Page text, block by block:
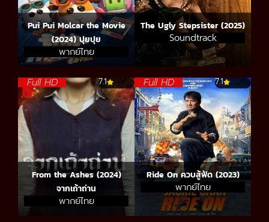
Pui Pui Molcar the Movie
(2024) ปุยปุย
พากย์ไทย
The Ugly Stepsister (2025)
Soundtrack
Full HD 7.1
From the Ashes (2024)
จากเถ้าถ่าน
พากย์ไทย
Full HD 7.1
Ride On ควบสู้ฟัด (2023)
พากย์ไทย